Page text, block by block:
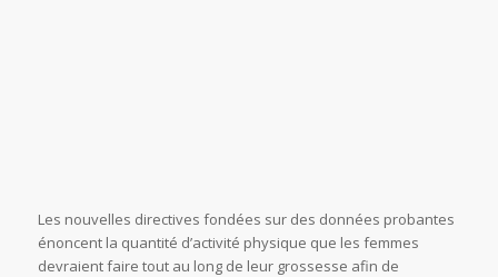
Les nouvelles directives fondées sur des données probantes
énoncent la quantité d’activité physique que les femmes
devraient faire tout au long de leur grossesse afin de